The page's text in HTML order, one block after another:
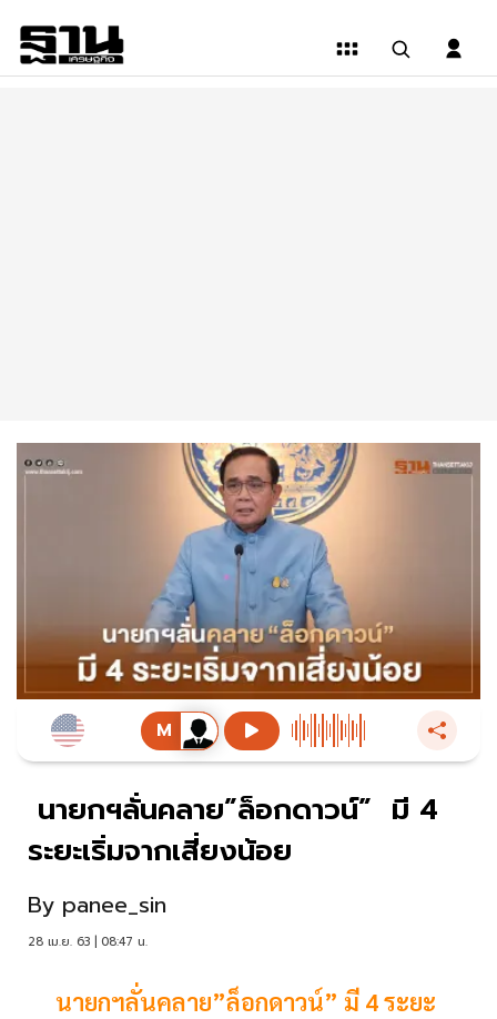
นายกฯลั่นคลาย”ล็อกดาวน์” มี 4
ระยะเริ่มจากเสี่ยงน้อย
By panee_sin
28 เม.ย. 63 | 08:47 น.
นายกฯลั่นคลาย”ล็อกดาวน์” มี 4 ระยะ